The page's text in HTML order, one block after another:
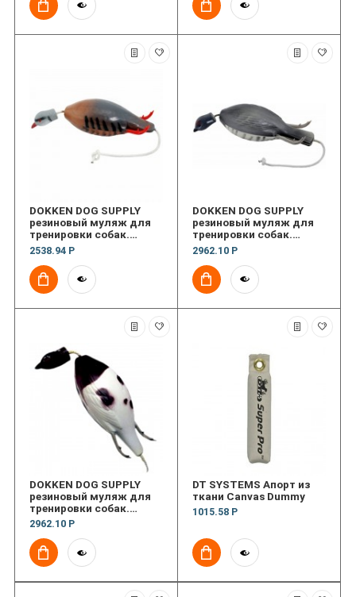
DOKKEN DOG SUPPLY
резиновый муляж для
тренировки собак.
Кеклик
2538.94 Р
DOKKEN DOG SUPPLY
резиновый муляж для
тренировки собак.
Рябчик
2962.10 Р
DOKKEN DOG SUPPLY
резиновый муляж для
тренировки собак.
Полярная куропатка
2962.10 Р
DT SYSTEMS Апорт из
ткани Canvas Dummy
1015.58 Р